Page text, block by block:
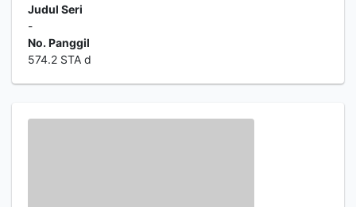
Judul Seri
-
No. Panggil
574.2 STA d